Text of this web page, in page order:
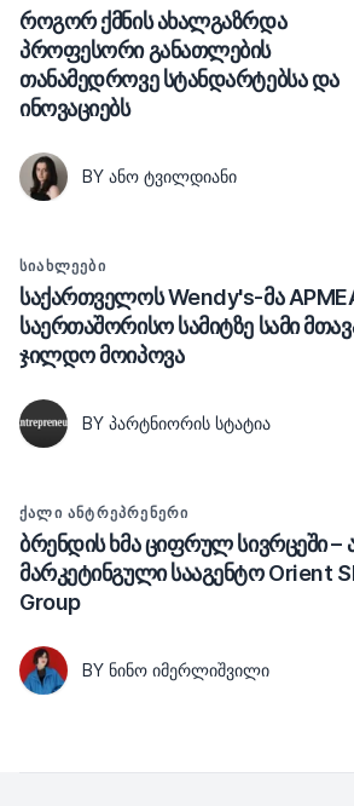
როგორ ქმნის ახალგაზრდა
პროფესორი განათლების
თანამედროვე სტანდარტებსა და
ინოვაციებს
BY ᲐᲜᲝ ᲢᲕᲘᲚᲓᲘᲐᲜᲘ
ᲡᲘᲐᲮᲚᲔᲔᲑᲘ
საქართველოს Wendy's-მა
საერთაშორისო სამიტზე სამი
ჯილდო მოიპოვა
BY ᲞᲐᲠᲢᲜᲘᲝᲠᲘᲡ ᲡᲢᲐᲢᲘᲐ
ᲥᲐᲚᲘ ᲐᲜᲢᲠᲔᲞᲠᲔᲜᲔᲠᲘ
ბრენდის ხმა ციფრულ სივრცეში –
მარკეტინგული სააგენტო Orient
Group
BY ᲜᲘᲜᲝ ᲘᲛᲔᲠᲚᲘᲨᲕᲘᲚᲘ